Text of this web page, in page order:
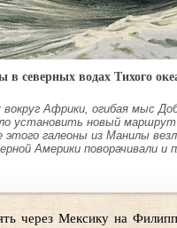
в северных водах Тихого
Африки, огибая мыс
установить новый
галеоны из Манилы
Америки поворачивали и
через Мексику на